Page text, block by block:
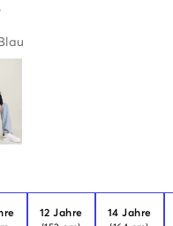
Blau
12 Jahre 14 Jahre